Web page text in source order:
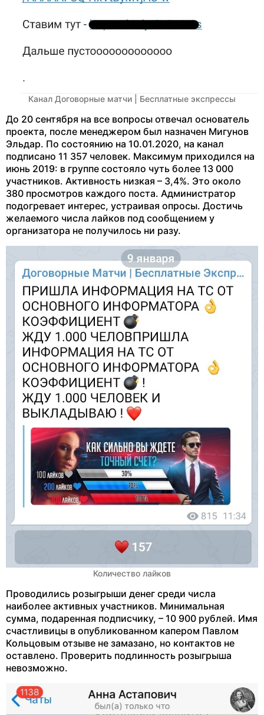
Канал Договорные матчи | Бесплатные экспрессы
До 20 сентября на все вопросы отвечал основатель
проекта, после менеджером был назначен Мигунов
Эльдар. По состоянию на 10.01.2020, на канал
подписано 11 357 человек. Максимум приходился на
июнь 2019: в группе состояло чуть более 13 000
участников. Активность низкая – 3,4%. Это около
380 просмотров каждого поста. Администратор
подогревает интерес, устраивая опросы. Достичь
желаемого числа лайков под сообщением у
организатора не получилось ни разу.
Количество лайков
Проводились розыгрыши денег среди числа
наиболее активных участников. Минимальная
сумма, подаренная подписчику, – 10 900 рублей. Имя
счастливицы в опубликованном капером Павлом
Кольцовым отзыве не замазано, но контактов не
оставлено. Проверить подлинность розыгрыша
невозможно.